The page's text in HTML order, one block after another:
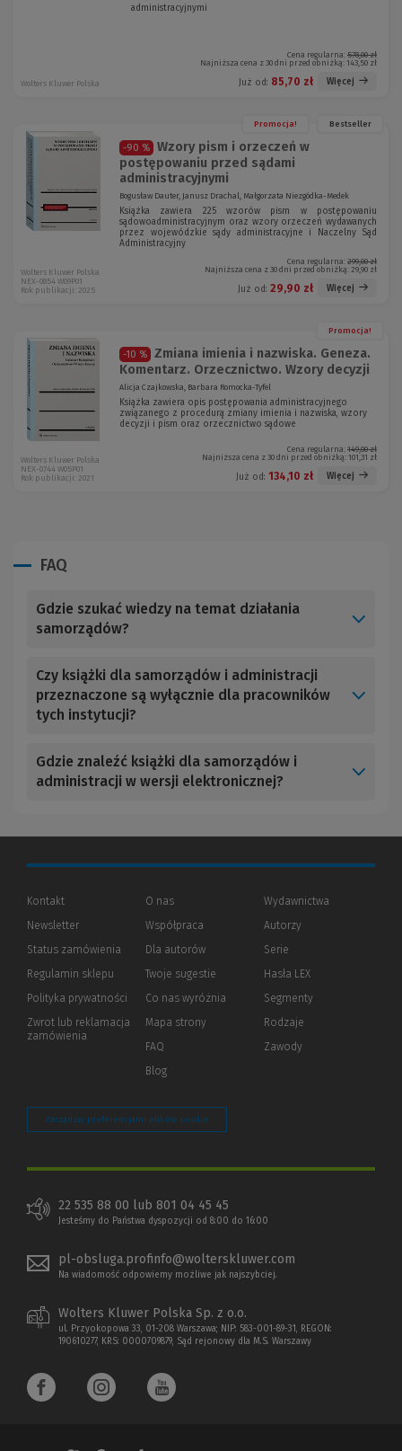
o
k
n
administracyjnymi
e
Cena regularna: 578,00 zł
Najniższa cena z 30 dni przed obniżką: 143,50 zł
Już od: 85,70 zł Więcej
Wolters Kluwer Polska
Promocja! Bestseller
-90 %
Wzory pism i orzeczeń w
postępowaniu przed sądami
administracyjnymi
Bogusław Dauter, Janusz Drachal, Małgorzata Niezgódka-Medek
Książka zawiera 225 wzorów pism w postępowaniu
sądowoadministracyjnym oraz wzory orzeczeń wydawanych
przez wojewódzkie sądy administracyjne i Naczelny Sąd
Administracyjny
Cena regularna: 299,00 zł
Najniższa cena z 30 dni przed obniżką: 29,90 zł
Już od: 29,90 zł Więcej
Wolters Kluwer Polska
NEX-0854 W09P01
Rok publikacji: 2025
Promocja!
-10 %
Zmiana imienia i nazwiska. Geneza.
Komentarz. Orzecznictwo. Wzory decyzji
Alicja Czajkowska, Barbara Romocka-Tyfel
Książka zawiera opis postępowania administracyjnego
związanego z procedurą zmiany imienia i nazwiska, wzory
decyzji i pism oraz orzecznictwo sądowe
Cena regularna: 149,00 zł
Najniższa cena z 30 dni przed obniżką: 101,31 zł
Już od: 134,10 zł Więcej
Wolters Kluwer Polska
NEX-0744 W05P01
Rok publikacji: 2021
FAQ
Gdzie szukać wiedzy na temat działania
samorządów?
Czy książki dla samorządów i administracji
przeznaczone są wyłącznie dla pracowników
tych instytucji?
Gdzie znaleźć książki dla samorządów i
administracji w wersji elektronicznej?
Kontakt
Newsletter
Status zamówienia
Regulamin sklepu
Polityka prywatności (Nowe
(Link
innej
Zwrot lub reklamacja
zamówienia
O nas
Współpraca
Dla autorów(Nowe
(Link
innej
strony)
Twoje sugestie
Co nas wyróżnia
Mapa strony
FAQ
Blog
Wydawnictwa
Autorzy
Serie
Hasła LEX
Segmenty
Rodzaje
Zawody
Zarządzaj preferencjami plików cookie
22 535 88 00 lub 801 04 45 45
Jesteśmy do Państwa dyspozycji od 8:00 do 16:00
pl-obsluga.profinfo@wolterskluwer.com
Na wiadomość odpowiemy możliwe jak najszybciej.
Wolters Kluwer Polska Sp. z o.o.
ul. Przyokopowa 33, 01-208 Warszawa; NIP: 583-001-89-31, REGON:
190610277, KRS: 0000709879, Sąd rejonowy dla M.S. Warszawy